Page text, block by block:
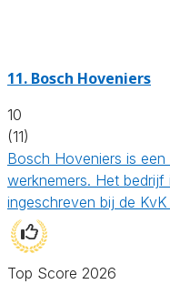
11. Bosch Hoveniers
10
(11)
Bosch Hoveniers is
werknemers. Het
ingeschreven bij de
Top Score 2026